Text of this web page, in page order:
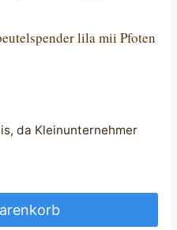
lila mii Pfoten
da Kleinunternehmer